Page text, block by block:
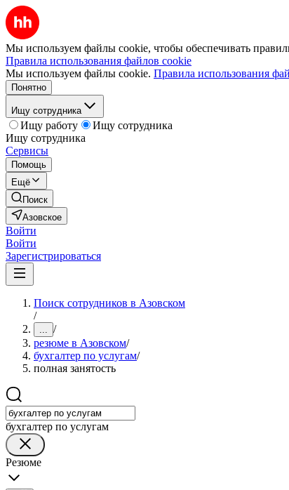
Мы используем файлы cookie, чтобы обеспечивать
Правила использования файлов cookie
Мы используем файлы cookie. Правила использования
Понятно
Ищу сотрудника
Ищу работу
Ищу сотрудника
Ищу сотрудника
Сервисы
Помощь
Ещё
Поиск
Азовское
Войти
Войти
Зарегистрироваться
Поиск сотрудников в Азовском
/
... /
резюме в Азовском/
бухгалтер по услугам/
полная занятость
бухгалтер по услугам
Резюме